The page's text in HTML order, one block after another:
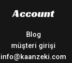
Account
Blog
müşteri girişi
info@kaanzeki.com